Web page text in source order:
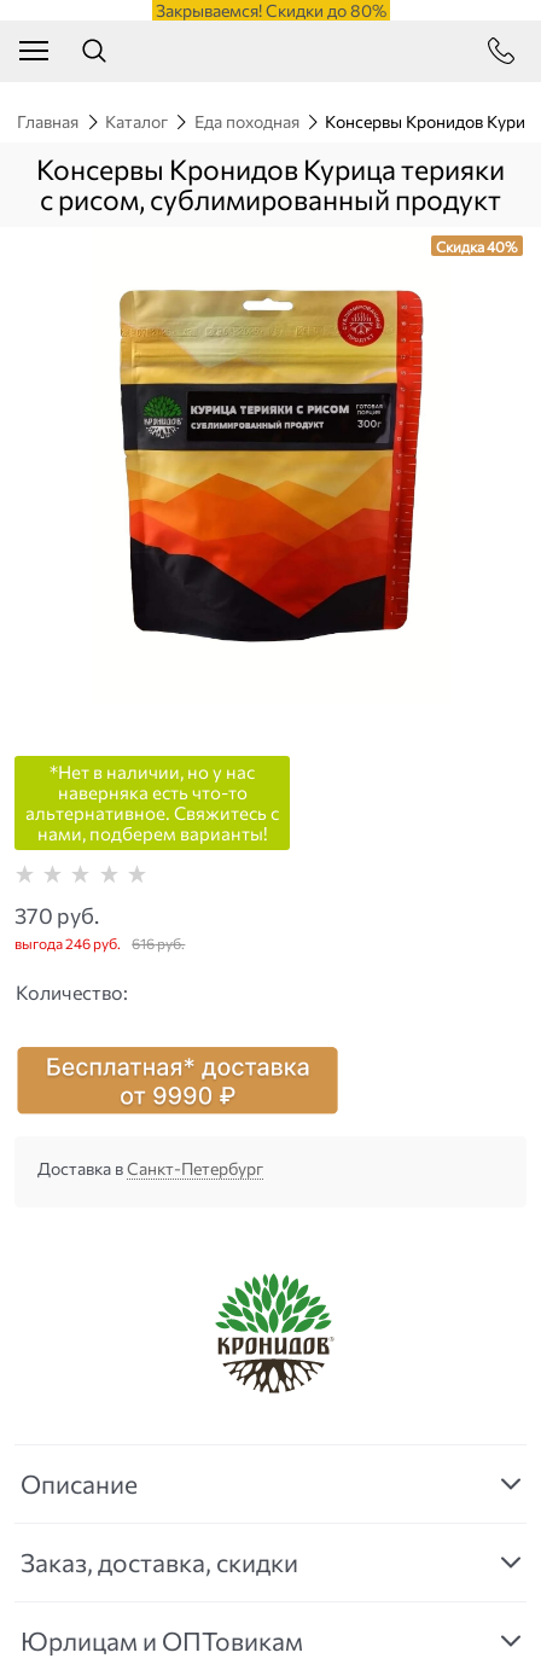
Закрываемся! Скидки до 80%
Главная Каталог Еда походная Консервы Кронидов
Консервы Кронидов Курица терияки
с рисом, сублимированный продукт
Скидка 40%
*Нет в наличии, но у нас
наверняка есть что-то
альтернативное. Свяжитесь с
нами, подберем варианты!
616 руб.
370 руб.
выгода246 руб.
Количество:
Доставка вСанкт-Петербург
Описание
Заказ, доставка, скидки
Юрлицам и ОПТовикам